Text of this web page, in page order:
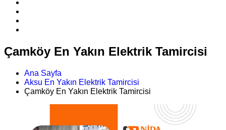
Çamköy En Yakın Elektrik Tamircisi
Ana Sayfa
Aksu En Yakın Elektrik Tamircisi
Çamköy En Yakın Elektrik Tamircisi